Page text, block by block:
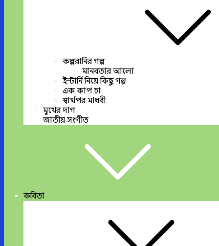
কল্পরানির গল্প
মানবতার আলো
ইন্টার্নি নিয়ে কিছু গল্প
এক কাপ চা
স্বার্থপর মাধবী
মুখের দাগ
জাতীয় সংগীত
কবিতা